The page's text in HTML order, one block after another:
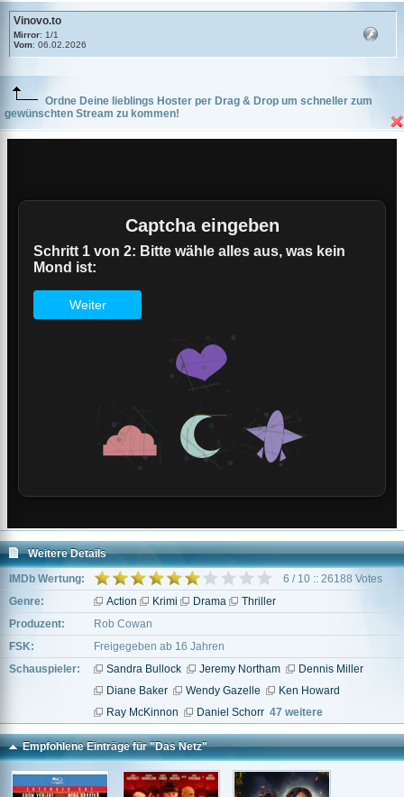
Vinovo.to
Mirror: 1/1
Vom: 06.02.2026
Ordne Deine lieblings Hoster per Drag & Drop um schneller zum
gewünschten Stream zu kommen!
Weitere Details
IMDb Wertung:
6 / 10 :: 26188 Votes
Genre:
Action Krimi Drama
Thriller
Produzent:
Rob Cowan
FSK:
Freigegeben ab 16 Jahren
Schauspieler:
Sandra Bullock Jeremy Northam
Dennis Miller
Diane Baker
Wendy Gazelle
Ken Howard
Ray McKinnon
Daniel Schorr 47 weitere
Empfohlene Einträge für "Das Netz"